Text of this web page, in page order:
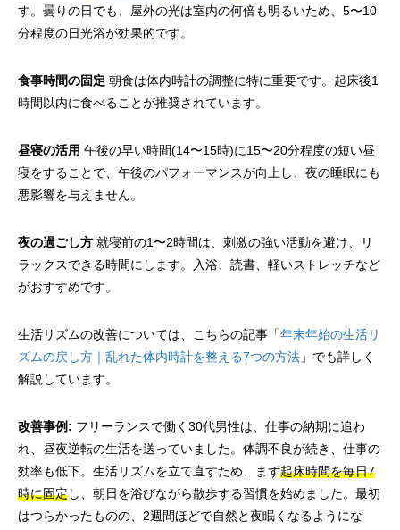
す。曇りの日でも、屋外の光は室内の何倍も明るいため、5〜10
分程度の日光浴が効果的です。
食事時間の固定 朝食は体内時計の調整に特に重要です。起床後1
時間以内に食べることが推奨されています。
昼寝の活用 午後の早い時間(14〜15時)に15〜20分程度の短い昼
寝をすることで、午後のパフォーマンスが向上し、夜の睡眠にも
悪影響を与えません。
夜の過ごし方 就寝前の1〜2時間は、刺激の強い活動を避け、リ
ラックスできる時間にします。入浴、読書、軽いストレッチなど
がおすすめです。
生活リズムの改善については、こちらの記事「年末年始の生活リ
ズムの戻し方｜乱れた体内時計を整える7つの方法 」でも詳しく
解説しています。
改善事例: フリーランスで働く30代男性は、仕事の納期に追わ
れ、昼夜逆転の生活を送っていました。体調不良が続き、仕事の
効率も低下。生活リズムを立て直すため、まず起床時間を毎日7
時に固定し、朝日を浴びながら散歩する習慣を始めました。最初
はつらかったものの、2週間ほどで自然と夜眠くなるようにな